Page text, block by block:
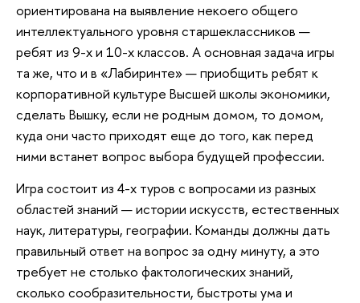
ориентирована на выявление некоего общего
интеллектуального уровня старшеклассников —
ребят из 9-х и 10-х классов. А основная задача игры
та же, что и в «Лабиринте» — приобщить ребят к
корпоративной культуре Высшей школы экономики,
сделать Вышку, если не родным домом, то домом,
куда они часто приходят еще до того, как перед
ними встанет вопрос выбора будущей профессии.
Игра состоит из 4-х туров с вопросами из разных
областей знаний — истории искусств, естественных
наук, литературы, географии. Команды должны дать
правильный ответ на вопрос за одну минуту, а это
требует не столько фактологических знаний,
сколько сообразительности, быстроты ума и